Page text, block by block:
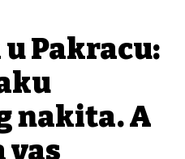
Pakracu:
nakita. A
vas